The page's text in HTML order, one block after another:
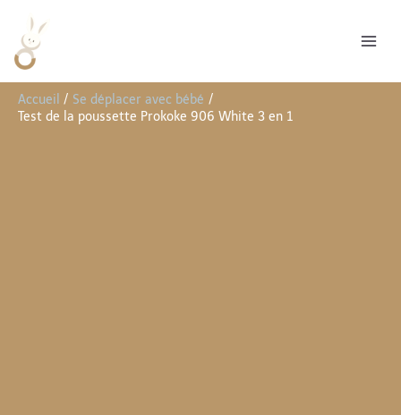
contenu
Accueil
Se déplacer avec bébé
Test de la poussette Prokoke 906 White 3 en 1
e
c
h
e